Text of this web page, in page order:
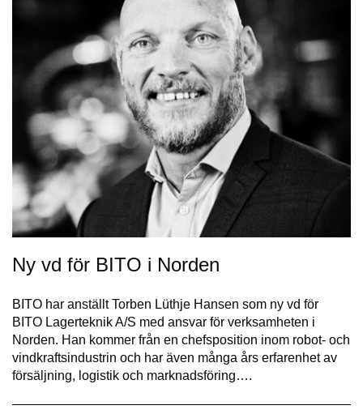
Ny vd för BITO i Norden
BITO har anställt Torben Lüthje Hansen som ny vd för
BITO Lagerteknik A/S med ansvar för verksamheten i
Norden. Han kommer från en chefsposition inom robot- och
vindkraftsindustrin och har även många års erfarenhet av
försäljning, logistik och marknadsföring….